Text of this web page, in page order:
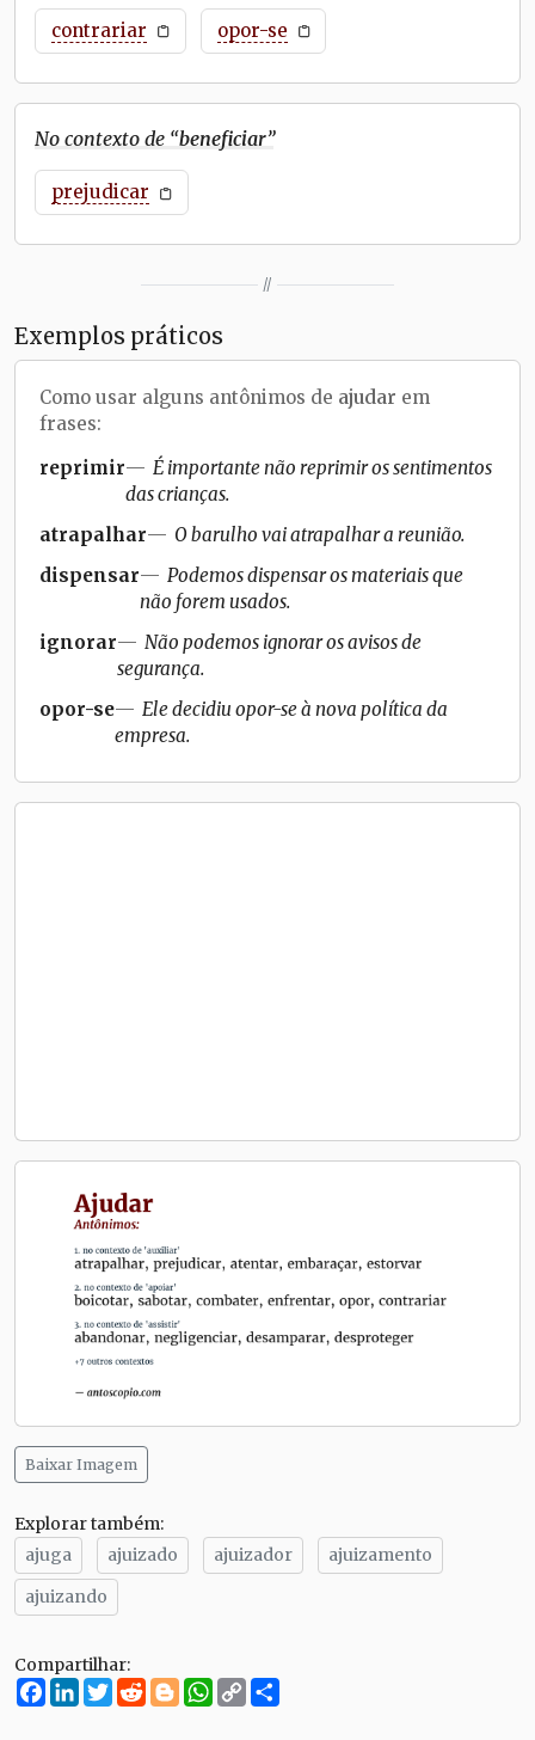
contrariar opor-se
No contexto de “beneficiar”
prejudicar
//
Exemplos práticos
Como usar alguns antônimos de ajudar em
frases:
reprimir
É importante não reprimir os sentimentos
das crianças.
atrapalhar
O barulho vai atrapalhar a reunião.
dispensar
Podemos dispensar os materiais que
não forem usados.
ignorar
Não podemos ignorar os avisos de
segurança.
opor-se
Ele decidiu opor-se à nova política da
empresa.
Baixar Imagem
Explorar também:
ajuga
ajuizado ajuizador
ajuizamento
ajuizando
Compartilhar:
Facebook
LinkedIn
Twitter
RedditBloggerWhatsApp
Copy
Link